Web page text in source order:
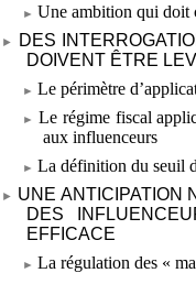
Une ambition qui doit
DES
DOIVENT ÊTRE
Le périmètre
Le régime fiscal
aux influenceurs
La définition du seuil
UNE ANTICIPATION
DES
EFFICACE
La régulation des «